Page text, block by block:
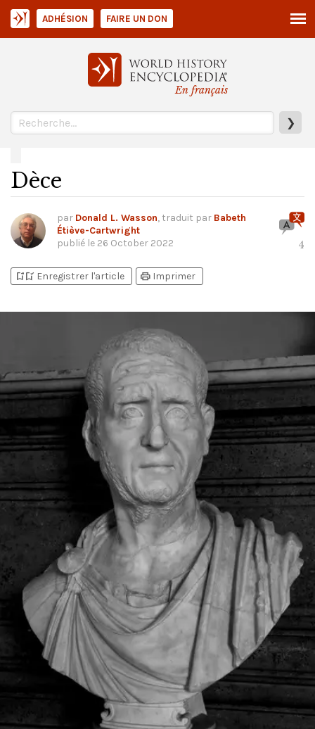
En français
❯
ADHÉSION FAIRE UN DON
Dèce
par Donald L. Wasson, traduit par Babeth
Étiève-Cartwright
publié le 26 October 2022 4
bookmark_addbookmark_added Enregistrer l'article print Imprimer